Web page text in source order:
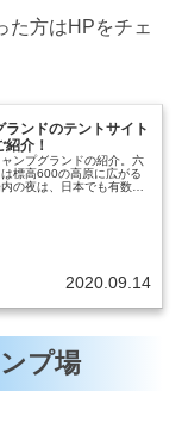
た方はHPをチェ
ンドのテントサイト
介！
ンプグランドの紹介。六
標高600の高原に広がる
の夜は、日本でも有数の
2020.09.14
プ場